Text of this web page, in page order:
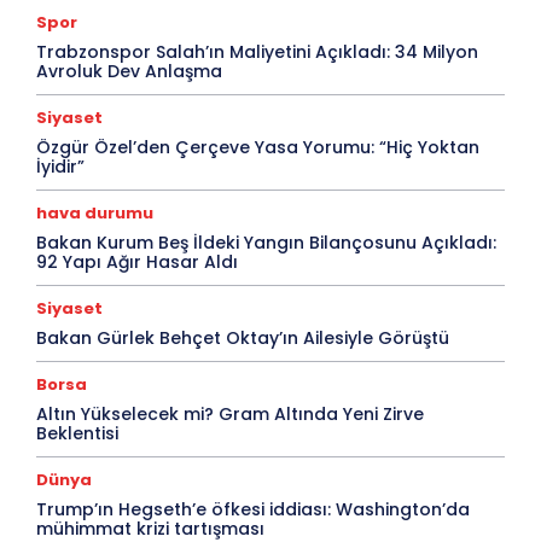
Spor
Trabzonspor Salah’ın Maliyetini Açıkladı: 34 Milyon
Avroluk Dev Anlaşma
Siyaset
Özgür Özel’den Çerçeve Yasa Yorumu: “Hiç Yoktan
İyidir”
hava durumu
Bakan Kurum Beş İldeki Yangın Bilançosunu Açıkladı:
92 Yapı Ağır Hasar Aldı
Siyaset
Bakan Gürlek Behçet Oktay’ın Ailesiyle Görüştü
Borsa
Altın Yükselecek mi? Gram Altında Yeni Zirve
Beklentisi
Dünya
Trump’ın Hegseth’e öfkesi iddiası: Washington’da
mühimmat krizi tartışması